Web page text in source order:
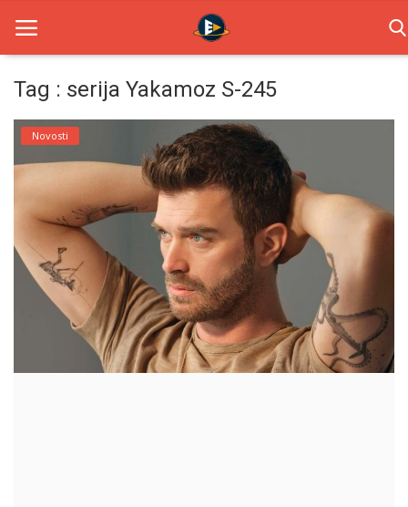
Home
Novosti
TV Serije
Filmovi
Glumci
Tag : serija Yakamoz S-245
Novosti